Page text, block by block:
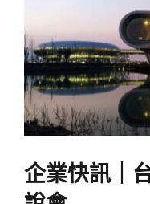
企業快訊｜